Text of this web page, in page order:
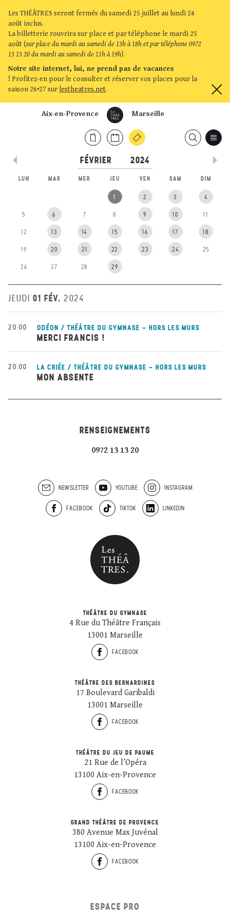
Les THÉÂTRES seront fermés du samedi 25 juillet au lundi 24
août inclus.
La billetterie rouvrira sur place et par téléphone le mardi 25
août (sur place du mardi au samedi de 13h à 18h et par téléphone 0972
13 13 20 du mardi au samedi de 11h à 19h).
Notre site internet, lui, ne prend pas de vacances
! Profitez-en pour le consulter et réserver vos places pour la
saison 26•27 sur lestheatres.net.
Marseille
Aix-en-Provence
LUN MAR MER JEU VEN SAM DIM
1 2 3 4
5 6 7 8 9 10 11
12 13 14 15 16 17 18
19 20 21 22 23 24 25
26 27 28 29
JEUDI 01 FÉV. 2024
20:00 ODÉON / THÉÂTRE DU GYMNASE - HORS LES MURS
MERCI FRANCIS !
20:00 LA CRIÉE / THÉÂTRE DU GYMNASE - HORS LES MURS
MON ABSENTE
RENSEIGNEMENTS
0972 13 13 20
NEWSLETTER YOUTUBE INSTAGRAM
FACEBOOK TIKTOK LINKEDIN
THÉÂTRE DU GYMNASE
4 Rue du Théâtre Français
13001 Marseille
FACEBOOK
THÉÂTRE DES BERNARDINES
17 Boulevard Garibaldi
13001 Marseille
FACEBOOK
THÉÂTRE DU JEU DE PAUME
21 Rue de l’Opéra
13100 Aix-en-Provence
FACEBOOK
GRAND THÉÂTRE DE PROVENCE
380 Avenue Max Juvénal
13100 Aix-en-Provence
FACEBOOK
ESPACE PRO